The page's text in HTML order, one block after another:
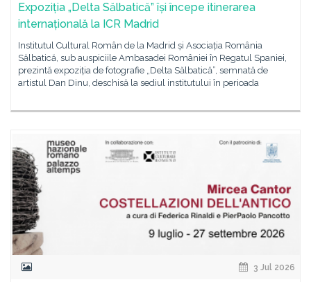
Expoziția „Delta Sălbatică” își începe itinerarea
internațională la ICR Madrid
Institutul Cultural Român de la Madrid și Asociația România
Sălbatică, sub auspiciile Ambasadei României în Regatul Spaniei,
prezintă expoziția de fotografie „Delta Sălbatică”, semnată de
artistul Dan Dinu, deschisă la sediul institutului în perioada
3 Jul 2026